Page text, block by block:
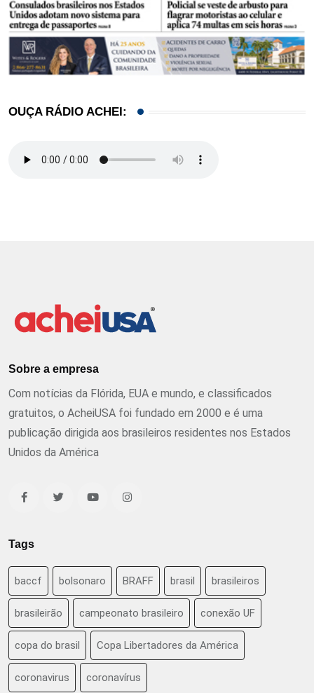
OUÇA RÁDIO ACHEI:
Sobre a empresa
Com notícias da Flórida, EUA e mundo, e classificados
gratuitos, o AcheiUSA foi fundado em 2000 e é uma
publicação dirigida aos brasileiros residentes nos Estados
Unidos da América
Tags
baccf bolsonaro BRAFF brasil brasileiros
brasileirão campeonato brasileiro conexão UF
copa do brasil Copa Libertadores da América
coronavirus coronavírus